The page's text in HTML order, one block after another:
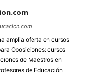
amplia oferta en cursos
Oposiciones: cursos
de Maestros en
de Educación